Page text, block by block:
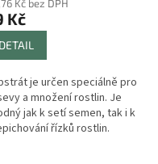
Kč bez DPH
Kč
DETAIL
je určen speciálně pro
a množení rostlin. Je
jak k setí semen, tak i k
řízků rostlin.